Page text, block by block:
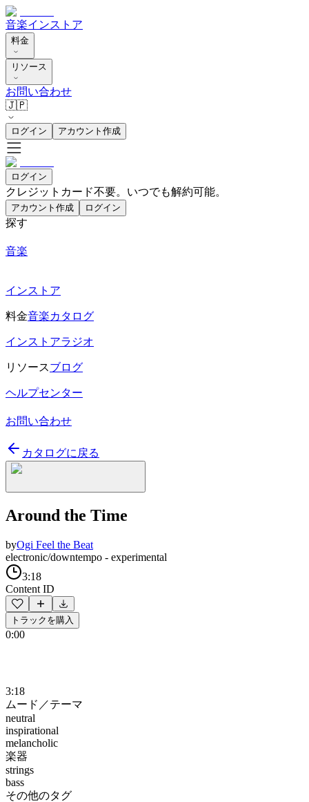
音楽インストア
料金
リソース
お問い合わせ
🇯🇵
ログイン アカウント作成
ログイン
クレジットカード不要。いつでも解約可能。
アカウント作成 ログイン
探す
音楽
インストア
料金音楽カタログ
インストアラジオ
リソースブログ
ヘルプセンター
お問い合わせ
カタログに戻る
Around the Time
byOgi Feel the Beat
electronic/downtempo - experimental
3:18
Content ID
トラックを購入
0:00
3:18
ムード／テーマ
neutral
inspirational
melancholic
楽器
strings
bass
その他のタグ